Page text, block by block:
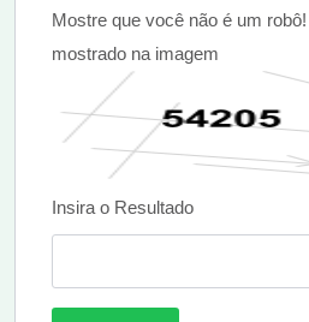
Mostre que você não é um
mostrado na imagem
Insira o Resultado